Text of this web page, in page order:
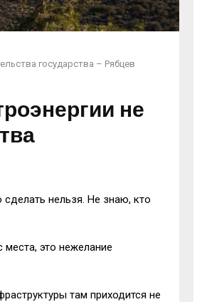
государства – Рябцев
не
сделать нельзя. Не знаю, кто
места, это нежелание
там приходится не